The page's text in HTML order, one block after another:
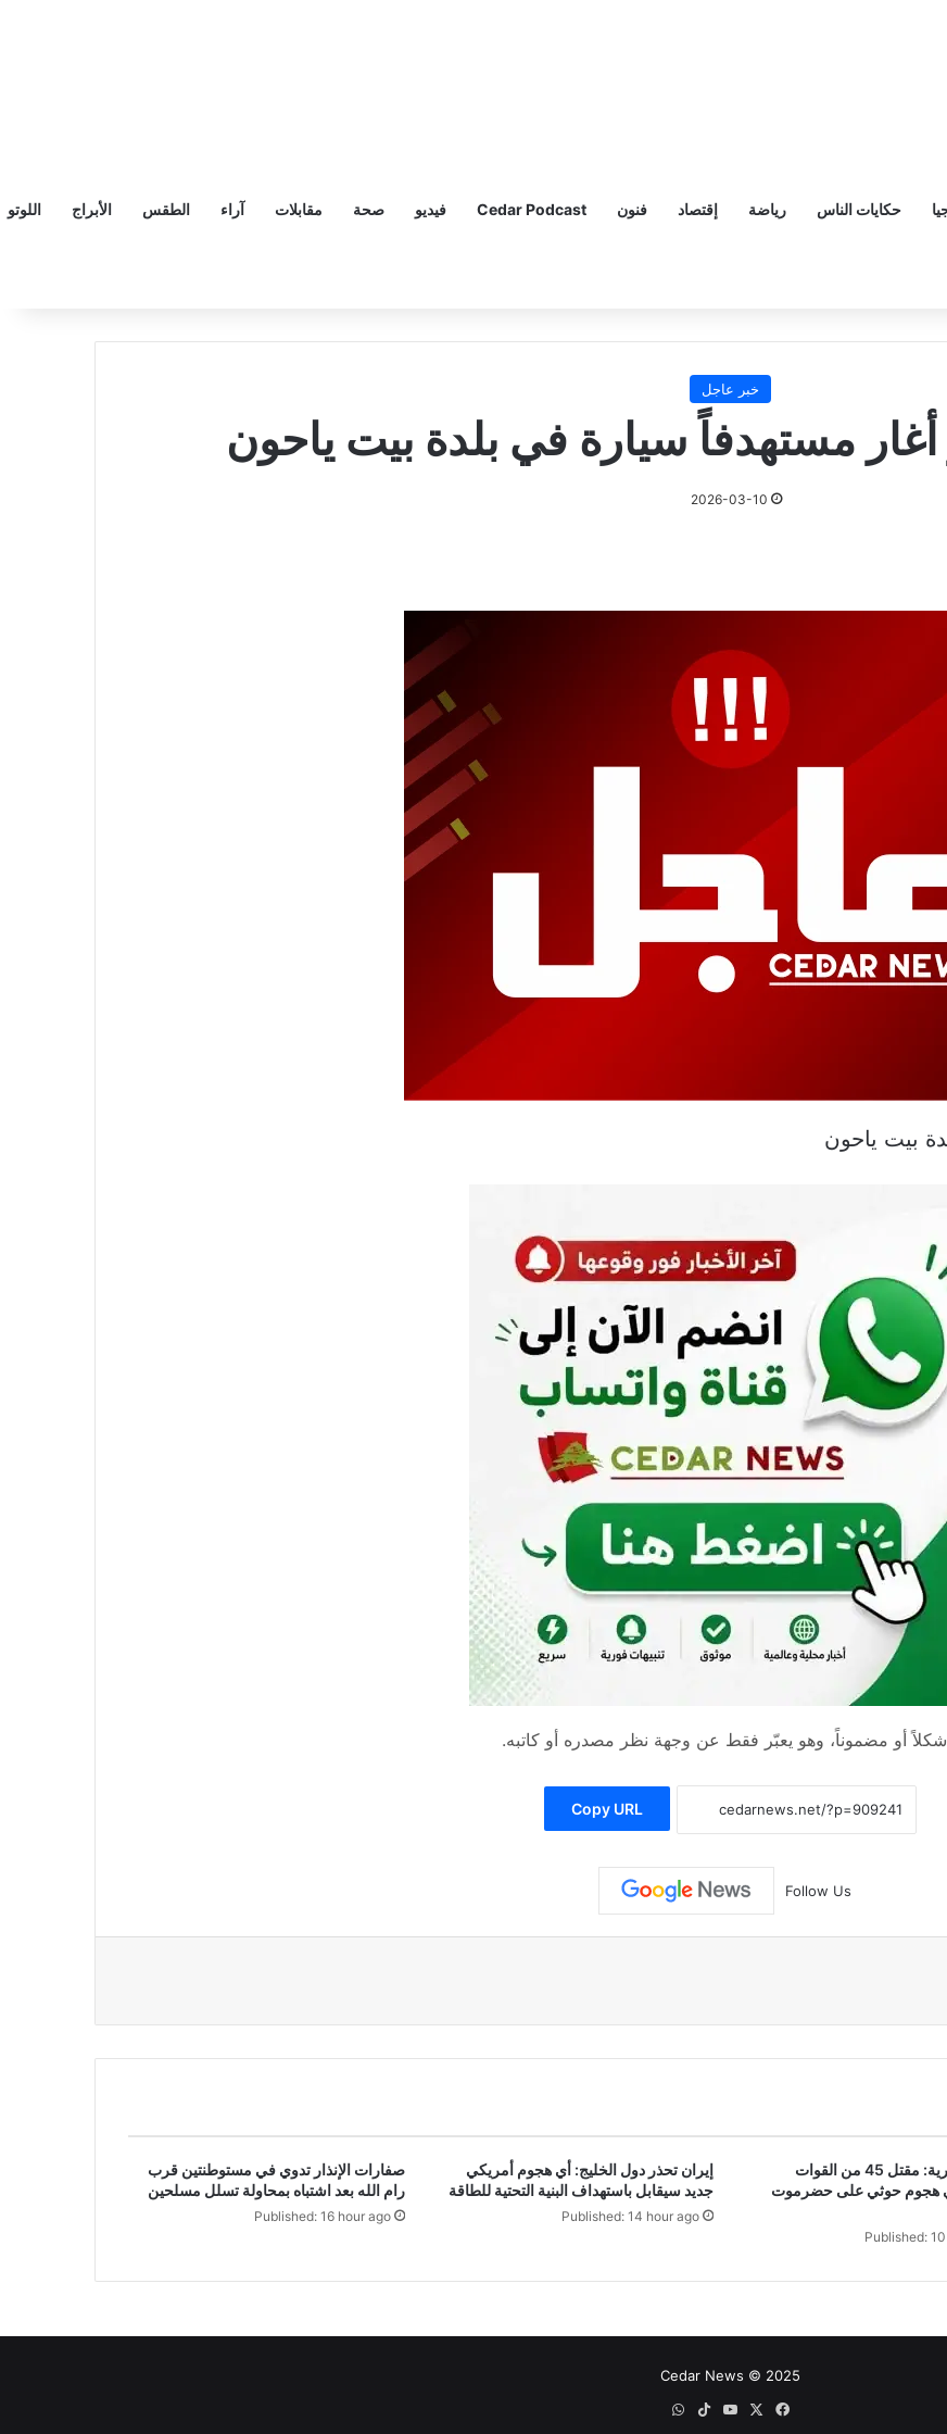
حكايات الناس رياضة إقتصاد فنون Cedar Podcast فيديو صحة مقابلات آراء الطقس الأبراج اللوتو
خبر عاجل
مستهدفاً سيارة في بلدة بيت ياحون
2026-03-10
بيت ياحون
أو مضموناً، وهو يعبّر فقط عن وجهة نظر مصدره أو كاتبه.
Copy URL
Follow Us
مصادر عسكرية: مقتل 45 من القوات
هجوم حوثي على حضرموت
Published:
إيران تحذر دول الخليج: أي هجوم أمريكي
جديد سيقابل باستهداف البنية التحتية للطاقة
Published: 14 hour ago
صفارات الإنذار تدوي في مستوطنتين قرب
رام الله بعد اشتباه بمحاولة تسلل مسلحين
Published: 16 hour ago
Cedar News © 2025
فيسبوك ‫YouTube
‫TikTokواتساب